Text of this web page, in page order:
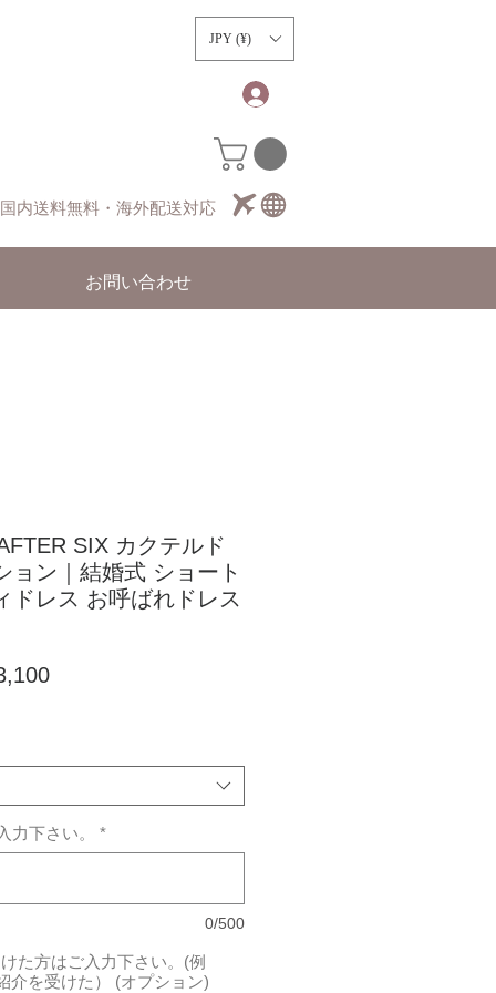
JPY (¥)
国内送料無料・海外配送対応
お問い合わせ
SIX カクテルド
ョン｜結婚式 ショート
ドレス お呼ばれドレス
セ
力下さい。 *
0/500
た方はご入力下さい。(例
介を受けた） (オプション)